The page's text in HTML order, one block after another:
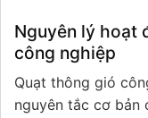
Nguyên lý hoạt
công nghiệp
Quạt thông gió
nguyên tắc cơ bản